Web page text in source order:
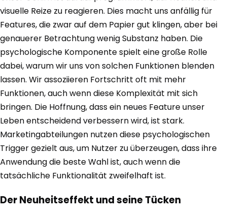
visuelle Reize zu reagieren. Dies macht uns anfällig für
Features, die zwar auf dem Papier gut klingen, aber bei
genauerer Betrachtung wenig Substanz haben. Die
psychologische Komponente spielt eine große Rolle
dabei, warum wir uns von solchen Funktionen blenden
lassen. Wir assoziieren Fortschritt oft mit mehr
Funktionen, auch wenn diese Komplexität mit sich
bringen. Die Hoffnung, dass ein neues Feature unser
Leben entscheidend verbessern wird, ist stark.
Marketingabteilungen nutzen diese psychologischen
Trigger gezielt aus, um Nutzer zu überzeugen, dass ihre
Anwendung die beste Wahl ist, auch wenn die
tatsächliche Funktionalität zweifelhaft ist.
Der Neuheitseffekt und seine Tücken